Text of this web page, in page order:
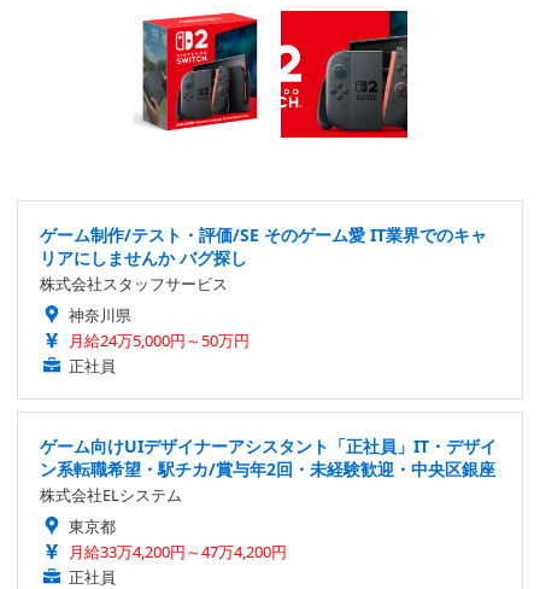
ゲーム制作/テスト・評価/SE そのゲーム愛 IT業界でのキャ
リアにしませんか バグ探し
株式会社スタッフサービス
神奈川県
月給24万5,000円～50万円
正社員
ゲーム向けUIデザイナーアシスタント「正社員」IT・デザイ
ン系転職希望・駅チカ/賞与年2回・未経験歓迎・中央区銀座
株式会社ELシステム
東京都
月給33万4,200円～47万4,200円
正社員